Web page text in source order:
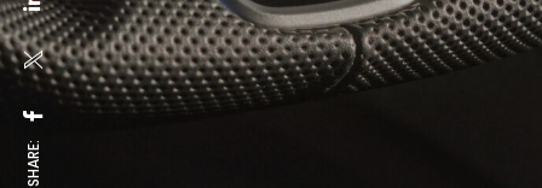
SHARE: